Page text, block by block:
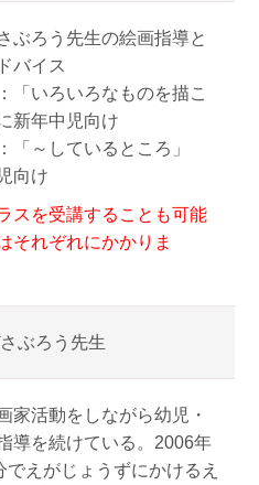
ぶろう先生の絵画指導と
バイス
「いろいろなものを描こ
年中児向け
「～しているところ」
向け
を受講することも可能
それぞれにかかりま
ぶろう先生
家活動をしながら幼児・
導を続けている。2006年
でえがじょうずにかけるえ